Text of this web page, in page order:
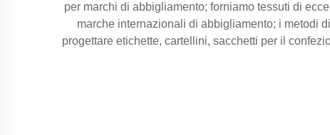
per marchi di abbigliamento; forniamo tessuti di
marche internazionali di abbigliamento; i metodi
progettare etichette, cartellini, sacchetti per il